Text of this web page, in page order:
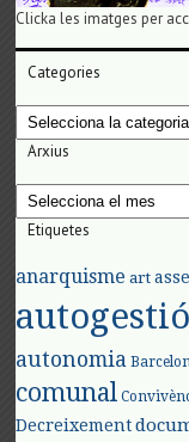
Clicka les imatges per
Categories
Categories
Arxius
Arxius
Etiquetes
anarquisme art
autogestió
autonomia
comunal
Decreixement